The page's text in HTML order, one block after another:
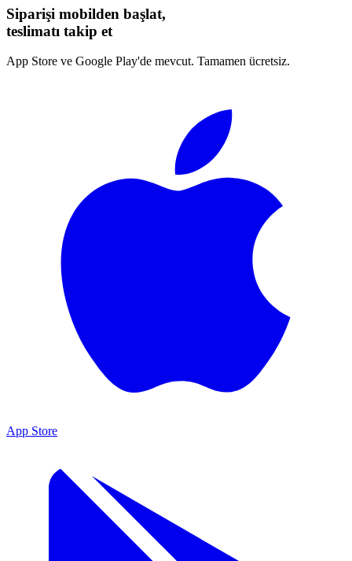
Siparişi mobilden başlat,
teslimatı takip et
App Store ve Google Play'de mevcut. Tamamen ücretsiz.
App Store